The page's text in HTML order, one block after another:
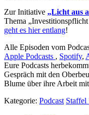
Zur Initiative „Licht aus
Thema
geht es hier entlang!
Alle Episoden vom
Apple Podcasts , Spotify,
Eure Podcasts
Gespräch mit den
Blume über ihre Arbeit
Kategorie: Podcast Staffel